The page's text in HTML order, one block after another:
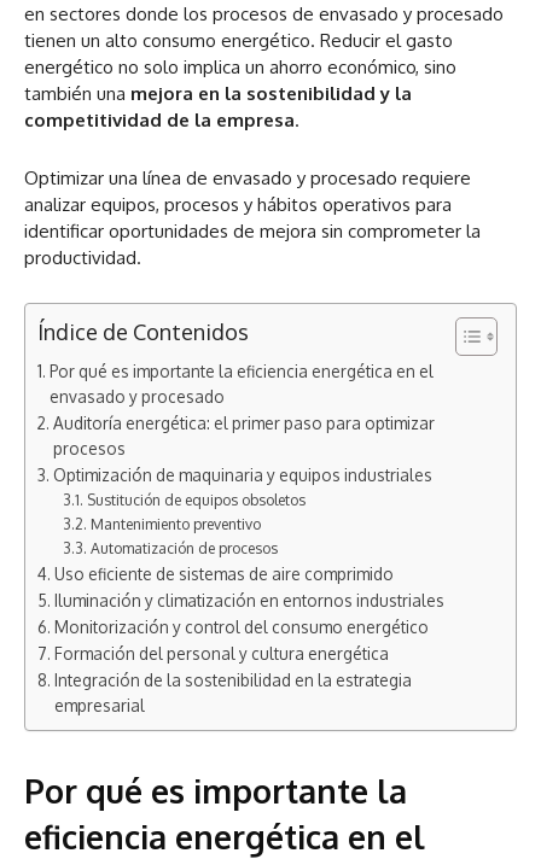
en sectores donde los procesos de envasado y procesado
tienen un alto consumo energético. Reducir el gasto
energético no solo implica un ahorro económico, sino
también una mejora en la sostenibilidad y la
competitividad de la empresa.
Optimizar una línea de envasado y procesado requiere
analizar equipos, procesos y hábitos operativos para
identificar oportunidades de mejora sin comprometer la
productividad.
Índice de Contenidos
Por qué es importante la eficiencia energética en el
envasado y procesado
Auditoría energética: el primer paso para optimizar
procesos
Optimización de maquinaria y equipos industriales
Sustitución de equipos obsoletos
Mantenimiento preventivo
Automatización de procesos
Uso eficiente de sistemas de aire comprimido
Iluminación y climatización en entornos industriales
Monitorización y control del consumo energético
Formación del personal y cultura energética
Integración de la sostenibilidad en la estrategia
empresarial
Por qué es importante la
eficiencia energética en el